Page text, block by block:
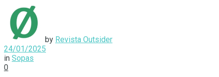
by Revista Outsider
24/01/2025
in Sopas
0